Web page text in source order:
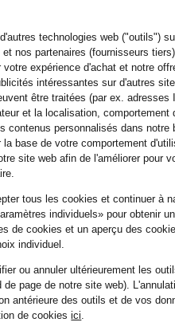
€
volants
299,99
Meilleur
419,99 €
technologies web ("outils")
nos partenaires (fournisseurs tiers)
expérience d'achat et notre
intéressantes sur d'autres
être traitées (par ex. adresses
et la localisation, comportement
contenus personnalisés dans notre
base de votre comportement
site web afin de l'améliorer pour
tous les cookies et continuer à
individuels» pour obtenir
de cookies et un aperçu des
individuel.
ou annuler ultérieurement les
page de notre site web).
antérieure des outils et de vos
de cookiesici.